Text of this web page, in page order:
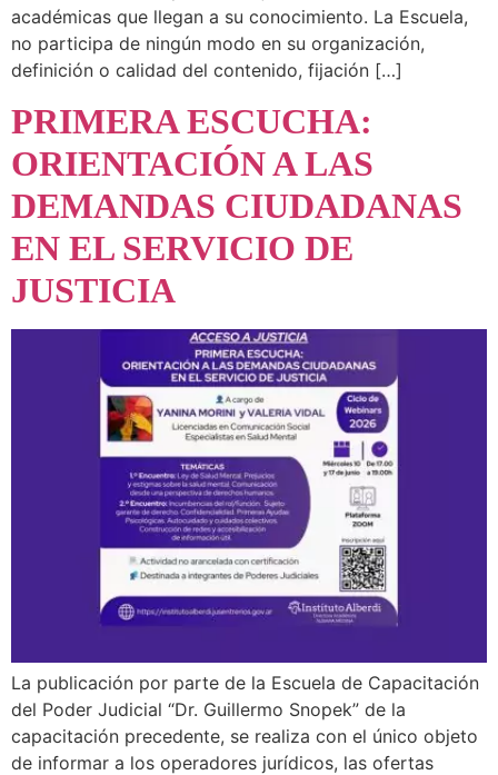
académicas que llegan a su conocimiento. La Escuela,
no participa de ningún modo en su organización,
definición o calidad del contenido, fijación […]
PRIMERA ESCUCHA:
ORIENTACIÓN A LAS
DEMANDAS CIUDADANAS
EN EL SERVICIO DE
JUSTICIA
La publicación por parte de la Escuela de Capacitación
del Poder Judicial “Dr. Guillermo Snopek” de la
capacitación precedente, se realiza con el único objeto
de informar a los operadores jurídicos, las ofertas